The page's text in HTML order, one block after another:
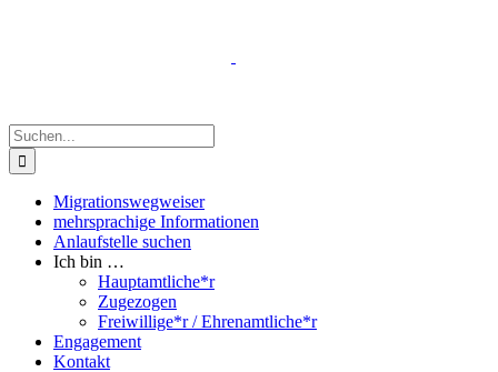
Suche
nach:
Migrationswegweiser
mehrsprachige Informationen
Anlaufstelle suchen
Ich bin …
Hauptamtliche*r
Zugezogen
Freiwillige*r / Ehrenamtliche*r
Engagement
Kontakt